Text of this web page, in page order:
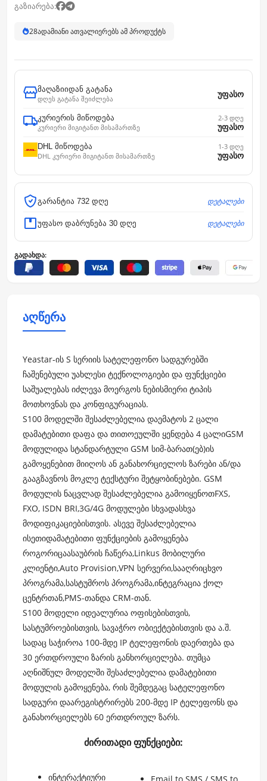
გაზიარება:
28ადამიანი ათვალიერებს ამ პროდუქტს
მაღაზიიდან გატანა
დღეს გატანა შეიძლება
უფასო
კურიერის მიწოდება
კურიერი მიგიტანთ მისამართზე
2-3 დღე
უფასო
DHL მიწოდება
DHL კურიერი მიგიტანთ მისამართზე
1-3 დღე
უფასო
გარანტია 732 დღე დეტალები
უფასო დაბრუნება 30 დღე დეტალები
გადახდა:
აღწერა
Yeastar-ის S სერიის სატელეფონო სადგურებში
ჩაშენებული უახლესი ტექნოლოგიები და ფუნქციები
საშუალებას იძლევა მოერგოს ნებისმიერი ტიპის
მოთხოვნას და კონფიგურაციას.
S100 მოდელში შესაძლებელია დაემატოს 2 ცალი
დამატებითი დაფა და თითოეულში ყენდება 4 ცალიGSM
მოდულიდა სტანდარტული GSM სიმ-ბარათ(ებ)ის
გამოყენებით მიიღოს ან განახორციელოს ზარები ან/და
გააგზავნოს მოკლე ტექსტური შეტყობინებები. GSM
მოდულის ნაცვლად შესაძლებელია გამოიყენოთFXS,
FXO, ISDN BRI,3G/4G მოდულები სხვადასხვა
მოდიფიკაციებისთვის. ასევე შესაძლებელია
ისეთიდამატებითი ფუნქციების გამოყენება
როგორიცაასაუბრის ჩაწერა,Linkus მობილური
კლიენტი,Auto Provision,VPN სერვერი,სააღრიცხვო
პროგრამა,სასტუმროს პროგრამა,ინტეგრაცია ქოლ
ცენტრთან,PMS-თანდა CRM-თან.
S100 მოდელი იდეალურია ოფისებისთვის,
სასტუმროებისთვის, სავაჭრო ობიექტებისთვის და ა.შ.
სადაც საჭიროა 100-მდე IP ტელეფონის დაერთება და
30 ერთდროული ზარის განხორციელება. თუმცა
აღნიშნულ მოდელში შესაძლებელია დამატებითი
მოდულის გამოყენება, რის შემდეგაც სატელეფონო
სადგური დაარეგისტრირებს 200-მდე IP ტელეფონს და
განახორციელებს 60 ერთდროულ ზარს.
ძირითადი ფუნქციები:
ინტერაქტიური